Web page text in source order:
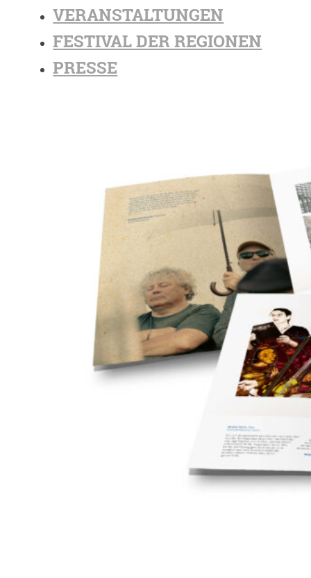
VERANSTALTUNGEN
FESTIVAL DER REGIONEN
PRESSE